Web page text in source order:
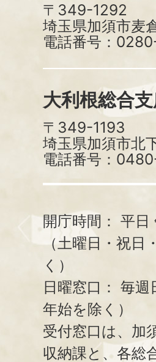
〒349-1292
埼玉県加須市麦
電話番号：
大利根総合
〒349-1193
埼玉県加須市北
電話番号：
開庁時間： 平日
（土曜日・祝日
く）
日曜窓口： 毎週
年始を除く）
受付窓口は、加
収納課と、 各総